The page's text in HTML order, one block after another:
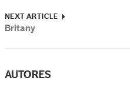
NEXT ARTICLE
Britany
AUTORES